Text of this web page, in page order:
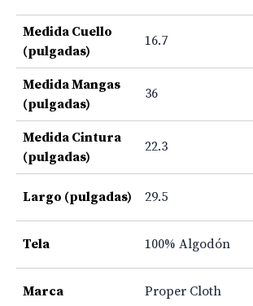
Medida Cuello
(pulgadas)
16.7
Medida Mangas
(pulgadas)
36
Medida Cintura
(pulgadas)
22.3
Largo (pulgadas) 29.5
Tela 100% Algodón
Marca Proper Cloth